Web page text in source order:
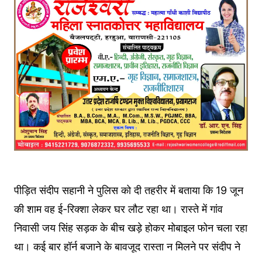
पीड़ित संदीप सहानी ने पुलिस को दी तहरीर में बताया कि 19 जून
की शाम वह ई-रिक्शा लेकर घर लौट रहा था। रास्ते में गांव
निवासी जय सिंह सड़क के बीच खड़े होकर मोबाइल फोन चला रहा
था। कई बार हॉर्न बजाने के बावजूद रास्ता न मिलने पर संदीप ने